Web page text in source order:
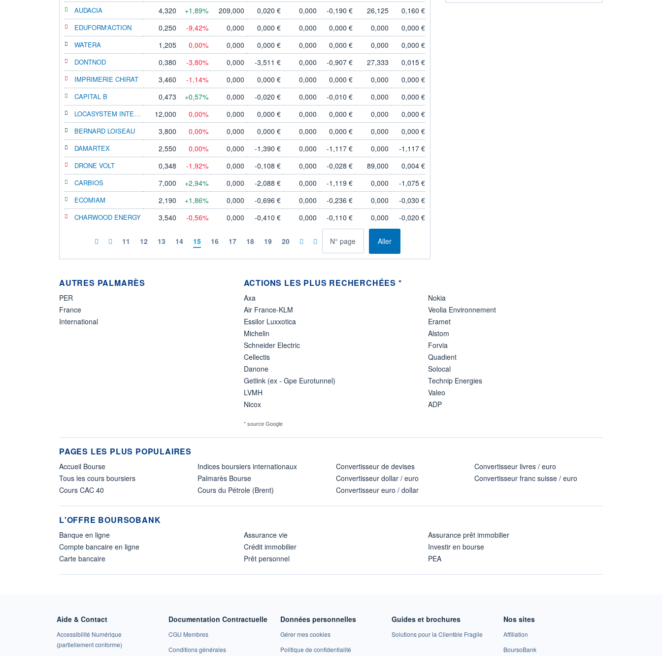
AUDACIA 4,320 +1,89% 209,000 0,020 € 0,000 -0,190 € 26,125 0,160 €
EDUFORM'ACTION 0,250 -9,42% 0,000 0,000 € 0,000 0,000 € 0,000 0,000 €
WATERA 1,205 0,00% 0,000 0,000 € 0,000 0,000 € 0,000 0,000 €
DONTNOD 0,380 -3,80% 0,000 -3,511 € 0,000 -0,907 € 27,333 0,015 €
IMPRIMERIE CHIRAT 3,460 -1,14% 0,000 0,000 € 0,000 0,000 € 0,000 0,000 €
CAPITAL B 0,473 +0,57% 0,000 -0,020 € 0,000 -0,010 € 0,000
0,000 €
LOCASYSTEM INTERNATIONAL
12,000 0,00% 0,000 0,000 € 0,000 0,000 € 0,000 0,000 €
BERNARD LOISEAU 3,800 0,00% 0,000 0,000 € 0,000 0,000 € 0,000 0,000 €
DAMARTEX 2,550 0,00% 0,000 -1,390 € 0,000 -1,117 € 0,000 -1,117 €
DRONE VOLT 0,348 -1,92% 0,000 -0,108 € 0,000 -0,028 € 89,000 0,004 €
CARBIOS 7,000 +2,94% 0,000 -2,088 € 0,000 -1,119 € 0,000 -1,075 €
ECOMIAM 2,190 +1,86% 0,000 -0,696 € 0,000 -0,236 € 0,000 -0,030 €
CHARWOOD ENERGY 3,540 -0,56% 0,000 -0,410 € 0,000 -0,110 € 0,000 -0,020 €
11 12 13 14 15 16 17 18 19 20 Allerà la page
AUTRES PALMARÈS
PER
France
International
ACTIONS LES PLUS RECHERCHÉES *
Axa
Air France-KLM
Essilor Luxxotica
Michelin
Schneider Electric
Cellectis
Danone
Getlink (ex - Gpe Eurotunnel)
LVMH
Nicox
Nokia
Veolia Environnement
Eramet
Alstom
Forvia
Quadient
Solocal
Technip Energies
Valeo
ADP
* source Google
PAGES LES PLUS POPULAIRES
Accueil Bourse
Tous les cours boursiers
Cours CAC 40
Indices boursiers internationaux
Palmarès Bourse
Cours du Pétrole (Brent)
Convertisseur de devises
Convertisseur dollar / euro
Convertisseur euro / dollar
Convertisseur livres / euro
Convertisseur franc suisse / euro
L'OFFRE BOURSOBANK
Banque en ligne
Compte bancaire en ligne
Carte bancaire
Assurance vie
Crédit immobilier
Prêt personnel
Assurance prêt immobilier
Investir en bourse
PEA
Aide & Contact
Accessibilité Numérique
(partiellement conforme)
Documentation Contractuelle
CGU Membres
Conditions générales
Données personnelles
Gérer mes cookies
Politique de confidentialité
Guides et brochures
Solutions pour la Clientèle Fragile
Nos sites
Affiliation
BoursoBank